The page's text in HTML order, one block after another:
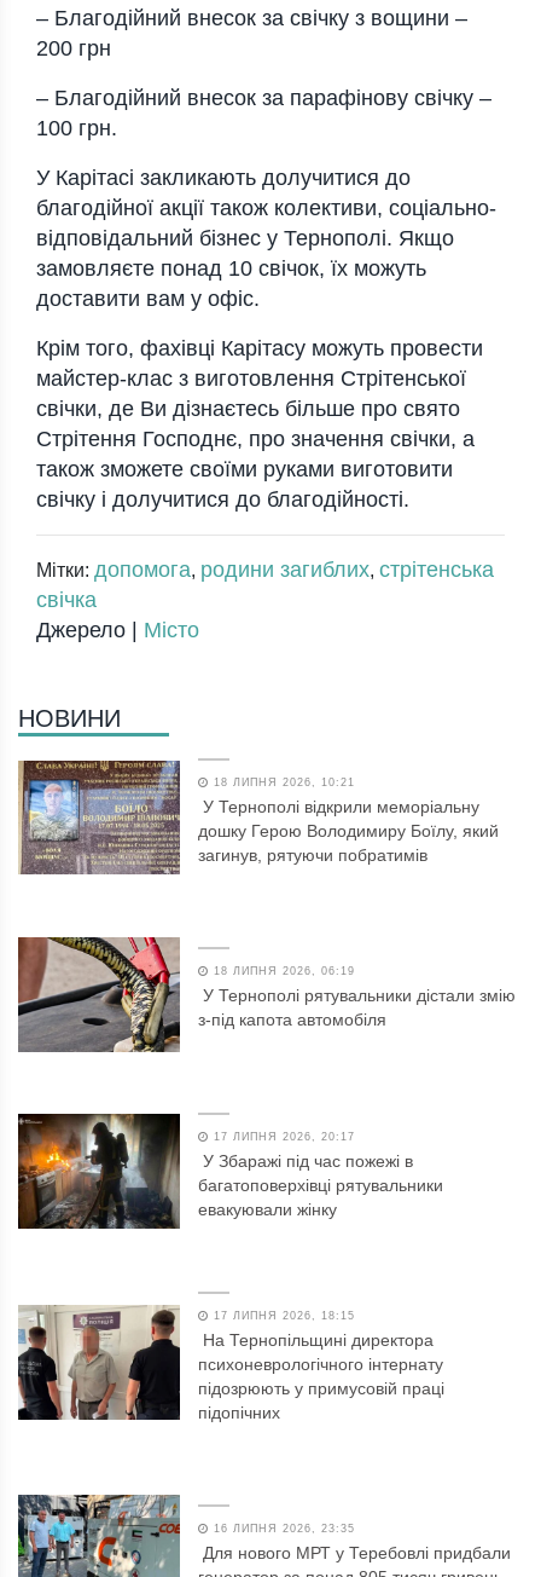
– Благодійний внесок за свічку з вощини –
200 грн
– Благодійний внесок за парафінову свічку –
100 грн.
У Карітасі закликають долучитися до
благодійної акції також колективи, соціально-
відповідальний бізнес у Тернополі. Якщо
замовляєте понад 10 свічок, їх можуть
доставити вам у офіс.
Крім того, фахівці Карітасу можуть провести
майстер-клас з виготовлення Стрітенської
свічки, де Ви дізнаєтесь більше про свято
Стрітення Господнє, про значення свічки, а
також зможете своїми руками виготовити
свічку і долучитися до благодійності.
Мітки: допомога, родини загиблих, стрітенська
свічка
Джерело | Місто
НОВИНИ
18 ЛИПНЯ 2026, 10:21
У Тернополі відкрили меморіальну
дошку Герою Володимиру Боїлу, який
загинув, рятуючи побратимів
18 ЛИПНЯ 2026, 06:19
У Тернополі рятувальники дістали змію
з-під капота автомобіля
17 ЛИПНЯ 2026, 20:17
У Збаражі під час пожежі в
багатоповерхівці рятувальники
евакуювали жінку
17 ЛИПНЯ 2026, 18:15
На Тернопільщині директора
психоневрологічного інтернату
підозрюють у примусовій праці
підопічних
16 ЛИПНЯ 2026, 23:35
Для нового МРТ у Теребовлі придбали